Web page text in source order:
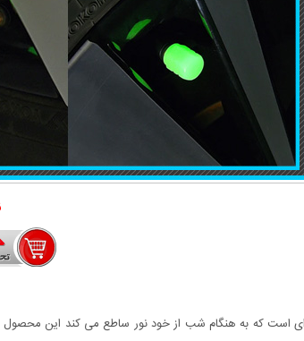
که به هنگام شب از خود نور ساطع می کند این محصول